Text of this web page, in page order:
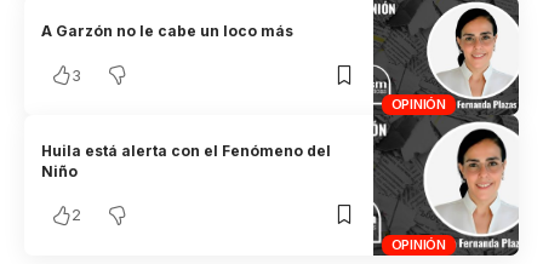
OPINIÓN
A Garzón no le cabe un loco más
3
OPINIÓN
Huila está alerta con el Fenómeno del
Niño
2